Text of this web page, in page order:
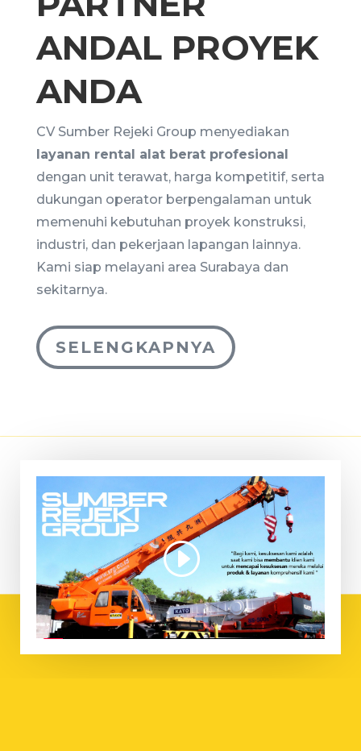
ANDAL PROYEK
ANDA
CV Sumber Rejeki Group menyediakan
layanan rental alat berat profesional
dengan unit terawat, harga kompetitif, serta
dukungan operator berpengalaman untuk
memenuhi kebutuhan proyek konstruksi,
industri, dan pekerjaan lapangan lainnya.
Kami siap melayani area Surabaya dan
sekitarnya.
SELENGKAPNYA